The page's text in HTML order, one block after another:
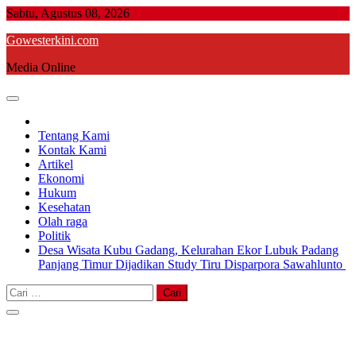
Skip
content
Sabtu, Agustus 08, 2026
Gowesterkini.com
Media Online
Tentang Kami
Kontak Kami
Artikel
Ekonomi
Hukum
Kesehatan
Olah raga
Politik
Desa Wisata Kubu Gadang, Kelurahan Ekor Lubuk Padang
Panjang Timur Dijadikan Study Tiru Disparpora Sawahlunto
Cari
untuk: